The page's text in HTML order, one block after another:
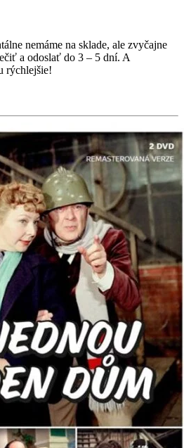
nemáme na sklade, ale zvyčajne
a odoslať do 3 – 5 dní. A
rýchlejšie!